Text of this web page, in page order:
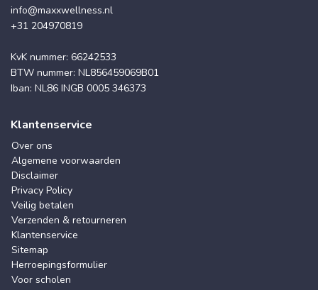
info@maxxwellness.nl
+31 204970819
KvK nummer: 66242533
BTW nummer: NL856459069B01
Iban: NL86 INGB 0005 346373
Klantenservice
Over ons
Algemene voorwaarden
Disclaimer
Privacy Policy
Veilig betalen
Verzenden & retourneren
Klantenservice
Sitemap
Herroepingsformulier
Voor scholen